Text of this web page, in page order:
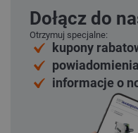
Dołącz do
Otrzymuj specjalne:
kupony
informacje o